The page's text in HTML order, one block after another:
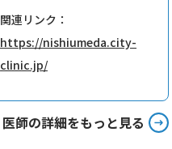
関連リンク：
https://nishiumeda.city-
clinic.jp/
医師の詳細をもっと見る